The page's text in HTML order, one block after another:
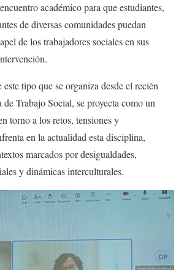
académico para que estudiantes,
de diversas comunidades puedan
de los trabajadores sociales en sus
tipo que se organiza desde el recién
Trabajo Social, se proyecta como un
torno a los retos, tensiones y
en la actualidad esta disciplina,
marcados por desigualdades,
y dinámicas interculturales.